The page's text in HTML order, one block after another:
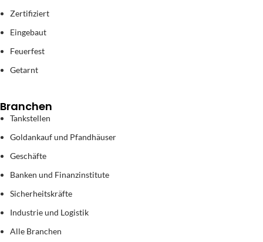
Zertifiziert
Eingebaut
Feuerfest
Getarnt
Branchen
Tankstellen
Goldankauf und Pfandhäuser
Geschäfte
Banken und Finanzinstitute
Sicherheitskräfte
Industrie und Logistik
Alle Branchen